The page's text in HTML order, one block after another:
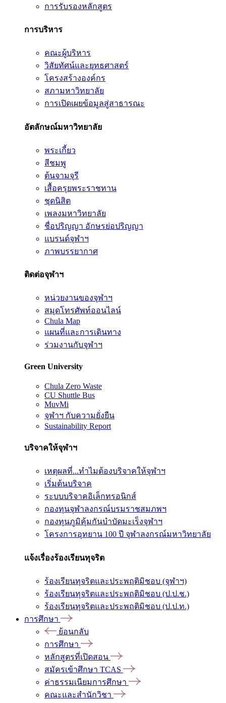
การรับรองหลักสูตร
การบริหาร
คณะผู้บริหาร
วิสัยทัศน์และยุทธศาสตร์
โครงสร้างองค์กร
สภามหาวิทยาลัย
การเปิดเผยข้อมูลสู่สาธารณะ
อัตลักษณ์มหาวิทยาลัย
พระเกี้ยว
สีชมพู
ต้นจามจุรี
เสื้อครุยพระราชทาน
ชุดนิสิต
เพลงมหาวิทยาลัย
ชื่อปริญญา อักษรย่อปริญญา
แบรนด์จุฬาฯ
ภาพบรรยากาศ
ติดต่อจุฬาฯ
หน่วยงานของจุฬาฯ
สมุดโทรศัพท์ออนไลน์
Chula Map
แผนที่และการเดินทาง
ร่วมงานกับจุฬาฯ
Green University
Chula Zero Waste
CU Shuttle Bus
MuvMi
จุฬาฯ กับความยั่งยืน
Sustainability Report
บริจาคให้จุฬาฯ
เหตุผลที่...ทำไมต้องบริจาคให้จุฬาฯ
เริ่มต้นบริจาค
ระบบบริจาคอิเล็กทรอนิกส์
กองทุนจุฬาลงกรณ์บรมราชสมภพฯ
กองทุนภูมิคุ้มกันบำบัดมะเร็งจุฬาฯ
โครงการอุทยาน 100 ปี จุฬาลงกรณ์มหาวิทยาลัย
แจ้งเรื่องร้องเรียนทุจริต
ร้องเรียนทุจริตและประพฤติมิชอบ (จุฬาฯ)
ร้องเรียนทุจริตและประพฤติมิชอบ (ป.ป.ช.)
ร้องเรียนทุจริตและประพฤติมิชอบ (ป.ป.ท.)
การศึกษา
ย้อนกลับ
การศึกษา
หลักสูตรที่เปิดสอน
สมัครเข้าศึกษา TCAS
ค่าธรรมเนียมการศึกษา
คณะและสำนักวิชา